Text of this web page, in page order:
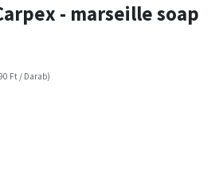
- marseille soap
Ft / Darab)